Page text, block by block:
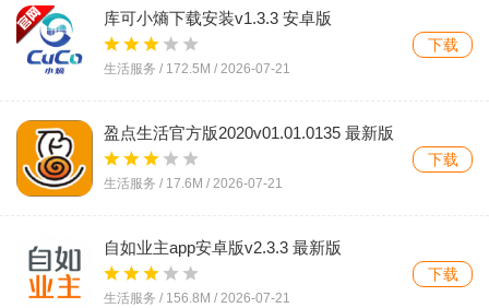
库可小熵下载安装v1.3.3 安卓版
生活服务 / 172.5M / 2026-07-21
下载
盈点生活官方版2020v01.01.0135 最新版
生活服务 / 17.6M / 2026-07-21
下载
自如业主app安卓版v2.3.3 最新版
生活服务 / 156.8M / 2026-07-21
下载